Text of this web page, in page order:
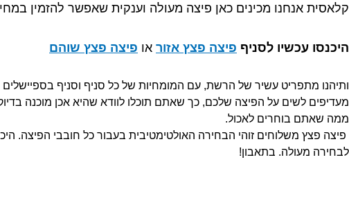
קלאסית אנחנו מכינים כאן פיצה מעולה וענקית שאפשר להזמין
היכנסו עכשיו לסניף פיצה פצץ אזור או פיצה פצץ שוהם
ותיהנו מתפריט עשיר של הרשת, עם המומחיות של כל סניף וסניף בספיישלים
מעדיפים לשים על הפיצה שלכם, כך שאתם תוכלו לוודא שהיא אכן מוכנה
ממה שאתם בוחרים לאכול.
פיצה פצץ משלוחים זוהי הבחירה האולטימטיבית בעבור כל חובבי הפיצה.
לבחירה מעולה. בתאבון!